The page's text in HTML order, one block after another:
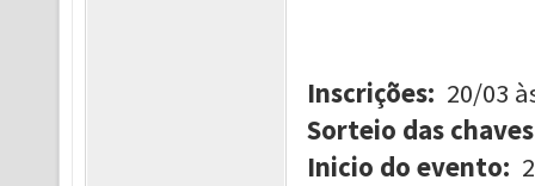
Inscrições: 20/03
Sorteio das
Inicio do evento: